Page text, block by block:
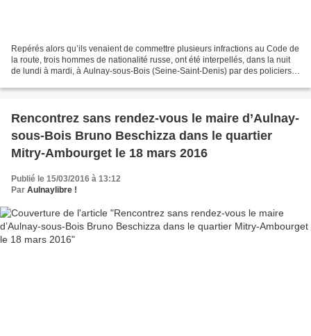
Repérés alors qu’ils venaient de commettre plusieurs infractions au Code de
la route, trois hommes de nationalité russe, ont été interpellés, dans la nuit
de lundi à mardi, à Aulnay-sous-Bois (Seine-Saint-Denis) par des policiers
Rencontrez sans rendez-vous le maire d’Aulnay-
sous-Bois Bruno Beschizza dans le quartier
Mitry-Ambourget le 18 mars 2016
Publié le 15/03/2016 à 13:12
Par Aulnaylibre !